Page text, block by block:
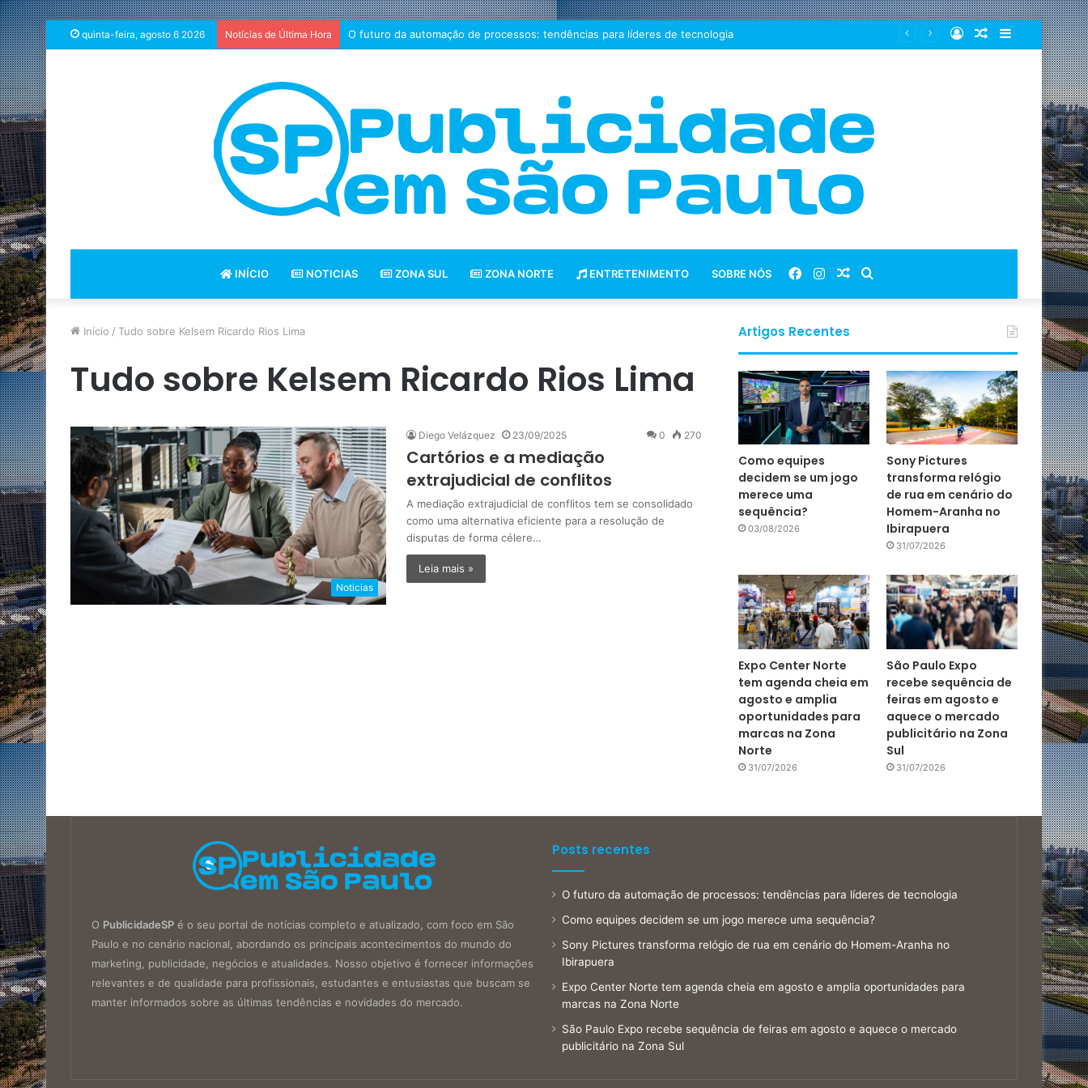
quinta-feira, agosto 6 2026 Notícias de Última Hora O futuro da automação de processos: tendências para líderes de tecnologia
Barra
Lateral
Artigo
Entrar
INÍCIO NOTICIAS ZONA SUL ZONA NORTE ENTRETENIMENTO SOBRE NÓS Artigo
Instagram
Facebook
Início / Tudo sobre Kelsem Ricardo Rios Lima
Tudo sobre Kelsem Ricardo Rios Lima
Noticias
Diego Velázquez 23/09/2025 0 270
Cartórios e a mediação
extrajudicial de conflitos
A mediação extrajudicial de conflitos tem se consolidado
como uma alternativa eficiente para a resolução de
disputas de forma célere…
Leia mais »
Artigos Recentes
Como equipes
decidem se um jogo
merece uma
sequência?
03/08/2026
Sony Pictures
transforma relógio
de rua em cenário do
Homem-Aranha no
Ibirapuera
31/07/2026
Expo Center Norte
tem agenda cheia em
agosto e amplia
oportunidades para
marcas na Zona
Norte
31/07/2026
São Paulo Expo
recebe sequência de
feiras em agosto e
aquece o mercado
publicitário na Zona
Sul
31/07/2026
O PublicidadeSP é o seu portal de notícias completo e atualizado, com foco em São
Paulo e no cenário nacional, abordando os principais acontecimentos do mundo do
marketing, publicidade, negócios e atualidades. Nosso objetivo é fornecer informações
relevantes e de qualidade para profissionais, estudantes e entusiastas que buscam se
manter informados sobre as últimas tendências e novidades do mercado.
Posts recentes
O futuro da automação de processos: tendências para líderes de tecnologia
Como equipes decidem se um jogo merece uma sequência?
Sony Pictures transforma relógio de rua em cenário do Homem-Aranha no
Ibirapuera
Expo Center Norte tem agenda cheia em agosto e amplia oportunidades para
marcas na Zona Norte
São Paulo Expo recebe sequência de feiras em agosto e aquece o mercado
publicitário na Zona Sul